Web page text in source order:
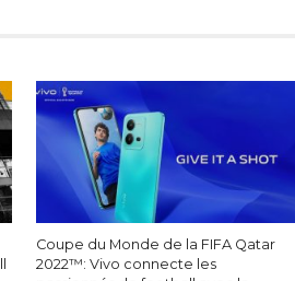
Coupe du Monde de la FIFA Qatar
2022™: Vivo connecte les